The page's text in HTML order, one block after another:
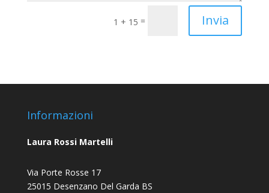
1 + 15 = Invia
Informazioni
Laura Rossi Martelli
Via Porte Rosse 17
25015 Desenzano Del Garda BS